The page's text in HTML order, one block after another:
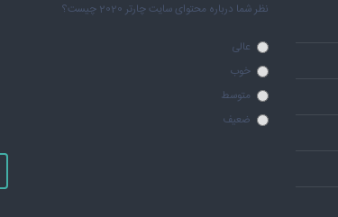
نظر شما درباره محتوای سایت چارتر 2020 چیست؟
عالی
خوب
متوسط
ضعیف